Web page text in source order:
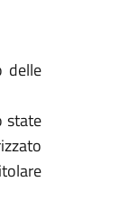
delle
state